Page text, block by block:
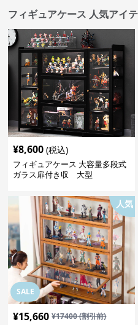
フィギュアケース 人気アイ
¥8,600 (税込)
フィギュアケース 大容量多段式
ガラス扉付き収 大型
SALE
人気
¥15,660 ¥17400(割引前)